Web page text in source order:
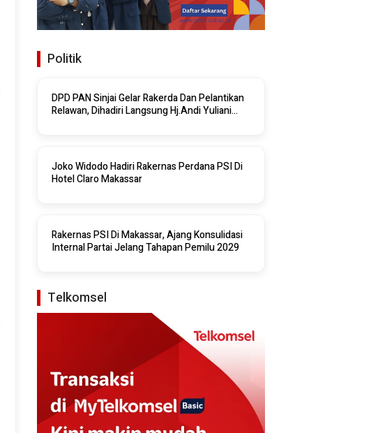
Politik
DPD PAN Sinjai Gelar Rakerda Dan Pelantikan
Relawan, Dihadiri Langsung Hj.Andi Yuliani
Joko Widodo Hadiri Rakernas Perdana PSI Di
Hotel Claro Makassar
Rakernas PSI Di Makassar, Ajang Konsulidasi
Internal Partai Jelang Tahapan Pemilu 2029
Telkomsel